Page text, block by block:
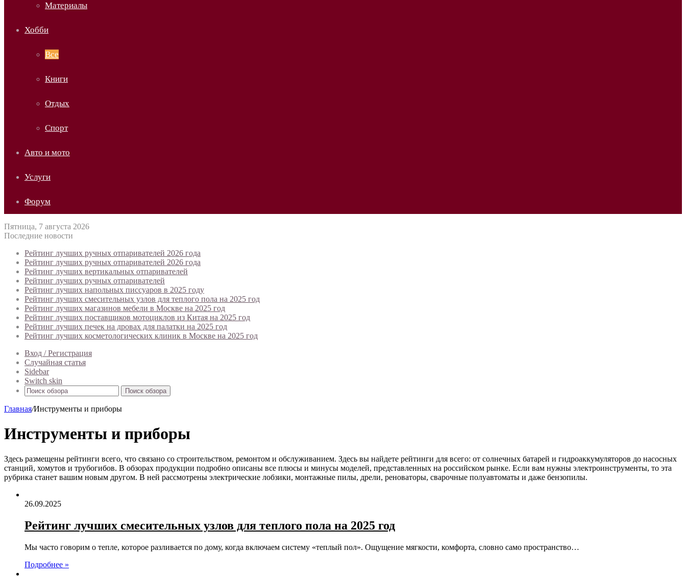
Материалы
Хобби
Все
Книги
Отдых
Спорт
Авто и мото
Услуги
Форум
Пятница, 7 августа 2026
Последние новости
Рейтинг лучших ручных отпаривателей 2026 года
Рейтинг лучших ручных отпаривателей 2026 года
Рейтинг лучших вертикальных отпаривателей
Рейтинг лучших ручных отпаривателей
Рейтинг лучших напольных писсуаров в 2025 году
Рейтинг лучших смесительных узлов для теплого пола на 2025 год
Рейтинг лучших магазинов мебели в Москве на 2025 год
Рейтинг лучших поставщиков мотоциклов из Китая на 2025 год
Рейтинг лучших печек на дровах для палатки на 2025 год
Рейтинг лучших косметологических клиник в Москве на 2025 год
Вход / Регистрация
Случайная статья
Sidebar
Switch skin
Поиск обзора
Главная/Инструменты и приборы
Инструменты и приборы
Здесь размещены рейтинги всего, что связано со строительством, ремонтом и обслуживанием. Здесь вы найдете рейтинги для всего: от солнечных батарей и гидроаккумуляторов до насосных
станций, хомутов и трубогибов. В обзорах продукции подробно описаны все плюсы и минусы моделей, представленных на российском рынке. Если вам нужны электроинструменты, то эта
рубрика станет вашим новым другом. В ней рассмотрены электрические лобзики, монтажные пилы, дрели, реноваторы, сварочные полуавтоматы и даже бензопилы.
26.09.2025
Рейтинг лучших смесительных узлов для теплого пола на 2025 год
Мы часто говорим о тепле, которое разливается по дому, когда включаем систему «теплый пол». Ощущение мягкости, комфорта, словно само пространство…
Подробнее »